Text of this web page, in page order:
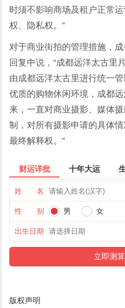
时须不影响商场及租户正常
权、隐私权。”
对于商业街拍的管理措施，
回复中说，“成都远洋太古里
由成都远洋太古里进行统一
优质的购物休闲环境，成都
来，一直对商业摄影、媒体
制，对所有摄影申请的具体
最终解释权。”
财运详批 十年大运
姓 名
性 别 男 女
出生日期
版权声明